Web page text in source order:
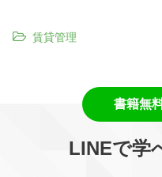
賃貸管理
LINEで学